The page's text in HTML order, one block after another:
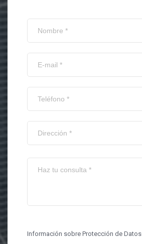
Información sobre Protección de Datos